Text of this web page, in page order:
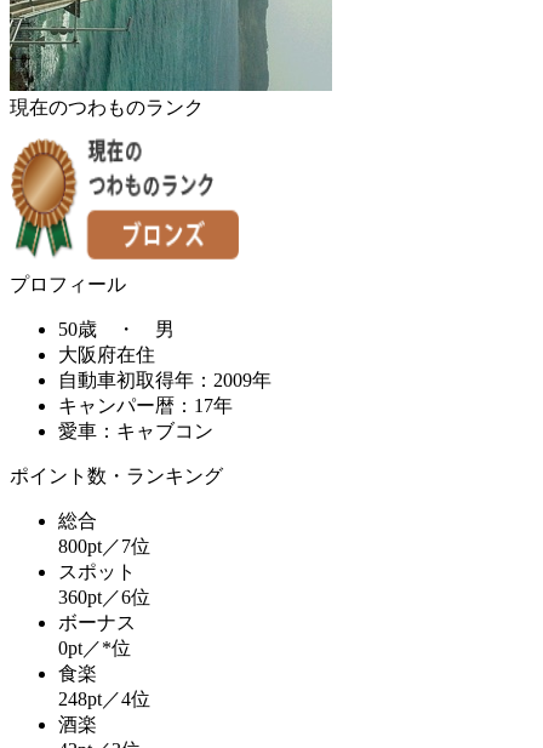
現在のつわものランク
プロフィール
50歳 ・ 男
大阪府在住
自動車初取得年：2009年
キャンパー暦：17年
愛車：キャブコン
ポイント数・ランキング
総合
800pt／7位
スポット
360pt／6位
ボーナス
0pt／*位
食楽
248pt／4位
酒楽